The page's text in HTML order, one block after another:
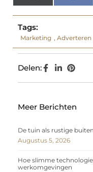
(Twitter)
Tags:
Marketing ,
Delen:
Meer Berichten
De tuin als rustige
Augustus 5, 2026
Hoe slimme
werkomgevingen